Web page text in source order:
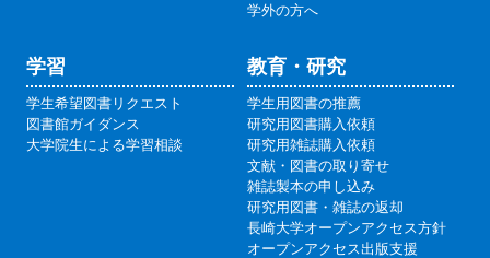
学外の方へ
学習
学生希望図書リクエスト
図書館ガイダンス
大学院生による学習相談
教育・研究
学生用図書の推薦
研究用図書購入依頼
研究用雑誌購入依頼
文献・図書の取り寄せ
雑誌製本の申し込み
研究用図書・雑誌の返却
長崎大学オープンアクセス方針
オープンアクセス出版支援